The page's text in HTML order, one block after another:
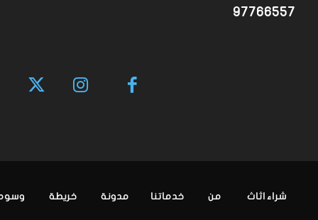
97766557
شراء اثاث من خدماتنا مدونة خريطة